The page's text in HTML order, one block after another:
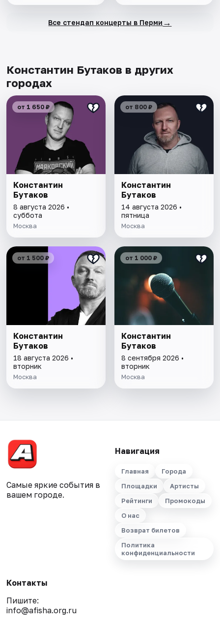
Все стендап концерты в Перми →
Константин Бутаков в других
городах
от 1 650 ₽
Константин
Бутаков
8 августа 2026 •
суббота
Москва
от 800 ₽
Константин
Бутаков
14 августа 2026 •
пятница
Москва
от 1 500 ₽
Константин
Бутаков
18 августа 2026 •
вторник
Москва
от 1 000 ₽
Константин
Бутаков
8 сентября 2026 •
вторник
Москва
Самые яркие события в
вашем городе.
Навигация
Главная
Города
Площадки
Артисты
Рейтинги
Промокоды
О нас
Возврат билетов
Политика
конфиденциальности
Контакты
Пишите:
info@afisha.org.ru